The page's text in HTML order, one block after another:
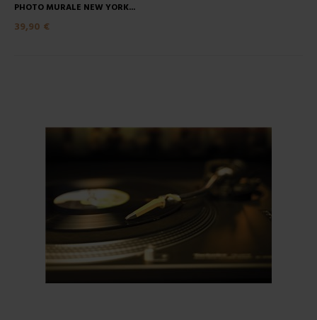
PHOTO MURALE NEW YORK...
39,90 €